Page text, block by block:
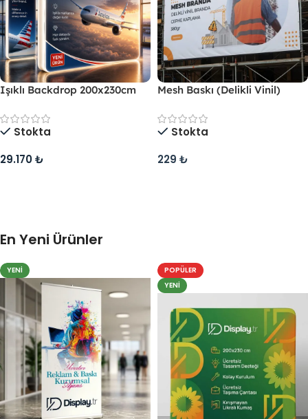
Işıklı Backdrop 200x230cm
Stokta
29.170₺
Mesh Baskı (Delikli Vinil)
Stokta
229 ₺
En Yeni Ürünler
YENI
POPÜLER
YENI